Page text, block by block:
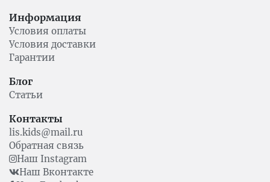
Информация
Условия оплаты
Условия доставки
Гарантии
Блог
Статьи
Контакты
lis.kids@mail.ru
Обратная связь
Наш Instagram
Наш Вконтакте